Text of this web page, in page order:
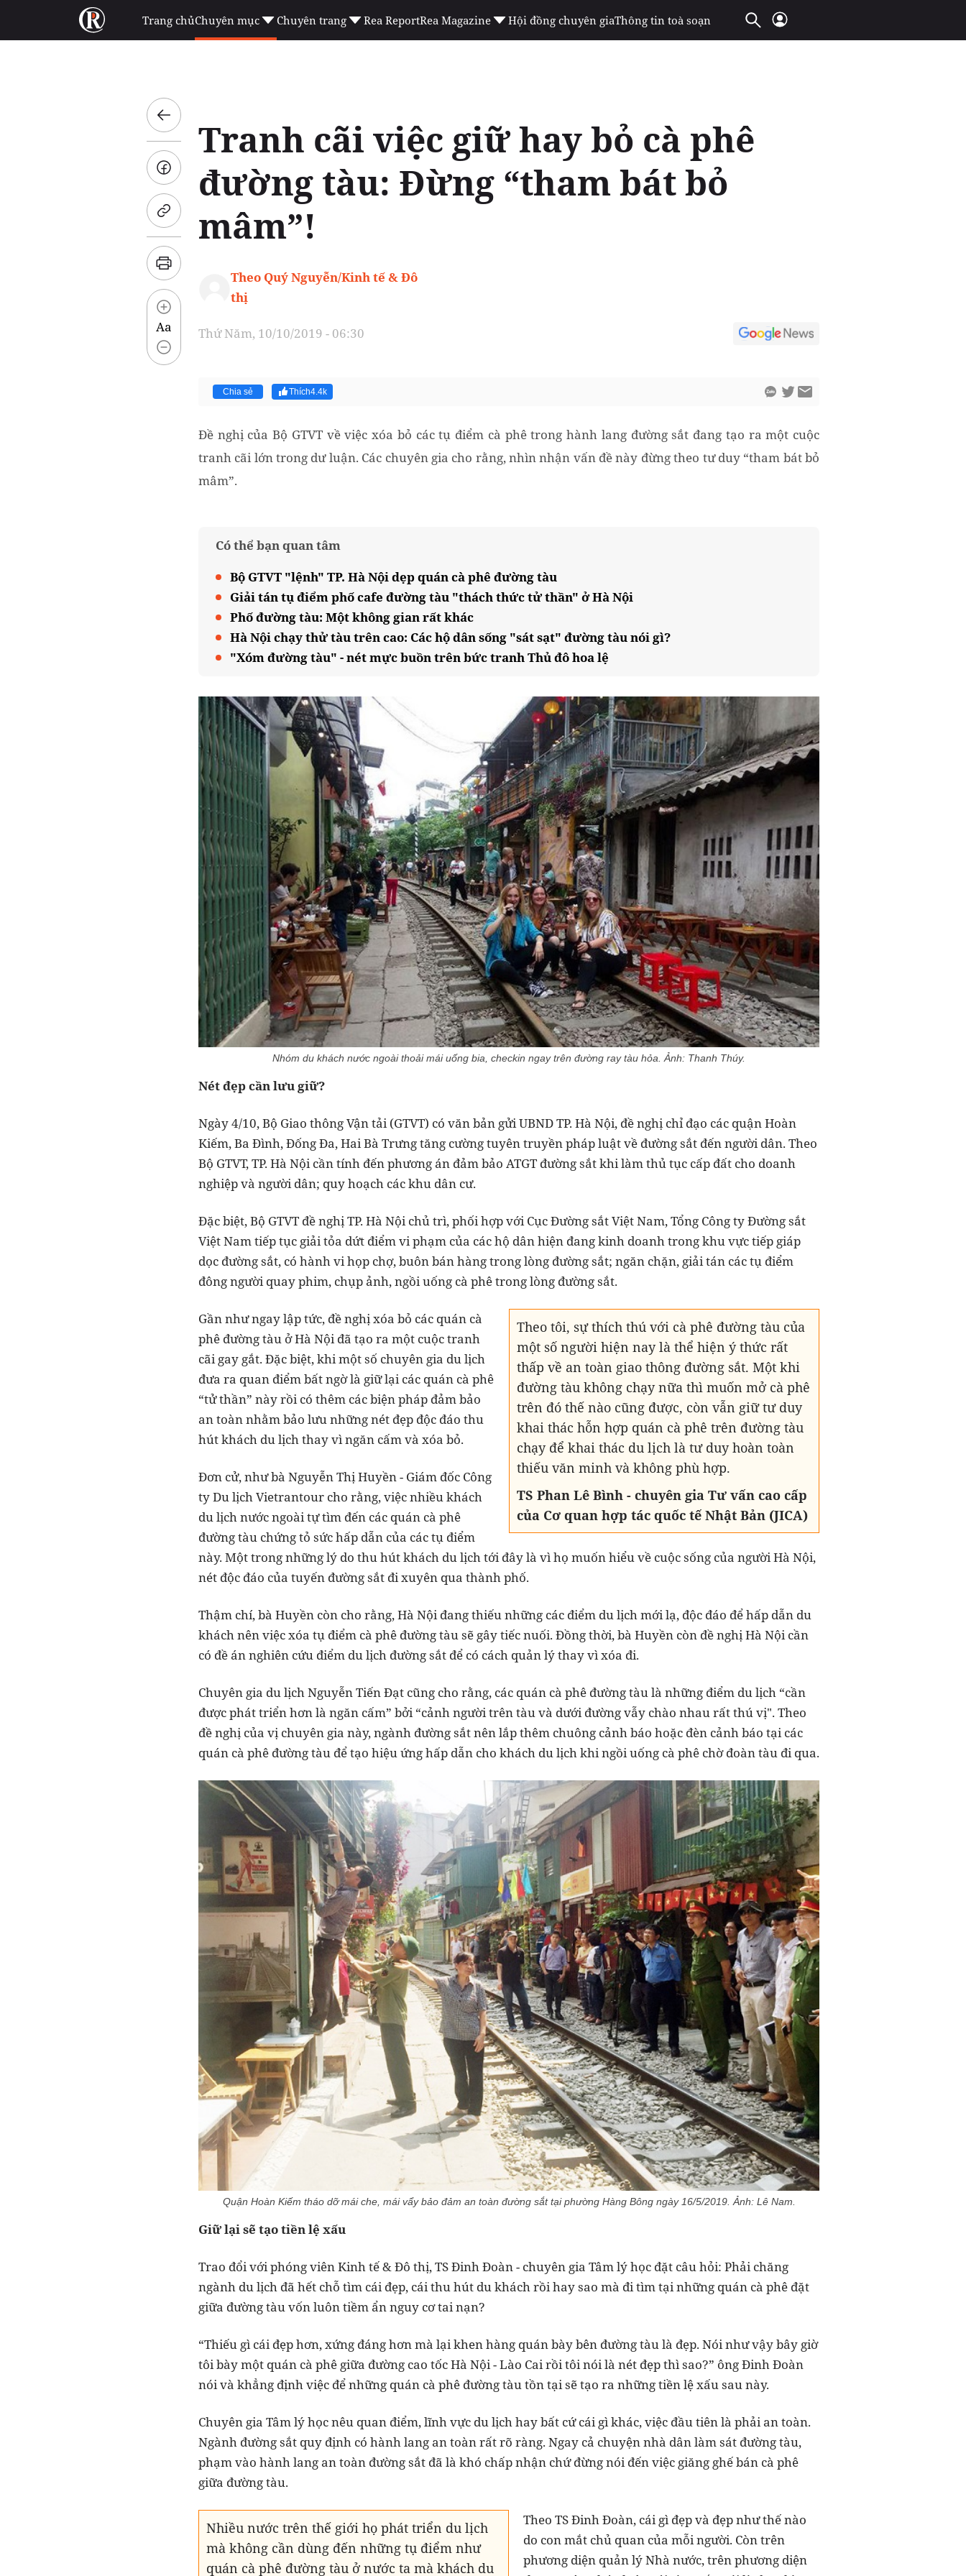
Trang chủChuyên mục Chuyên trang Rea ReportRea Magazine Hội đồng chuyên giaThông tin toà soạn
Aa
Tranh cãi việc giữ hay bỏ cà phê
đường tàu: Đừng “tham bát bỏ
mâm”!
Theo Quý Nguyễn/Kinh tế & Đô
thị
Thứ Năm, 10/10/2019 - 06:30
Chia sẻ Thích4.4k
Đề nghị của Bộ GTVT về việc xóa bỏ các tụ điểm cà phê trong hành lang đường sắt đang tạo ra một cuộc
tranh cãi lớn trong dư luận. Các chuyên gia cho rằng, nhìn nhận vấn đề này đừng theo tư duy “tham bát bỏ
mâm”.
Có thể bạn quan tâm
Bộ GTVT "lệnh" TP. Hà Nội dẹp quán cà phê đường tàu
Giải tán tụ điểm phố cafe đường tàu "thách thức tử thần" ở Hà Nội
Phố đường tàu: Một không gian rất khác
Hà Nội chạy thử tàu trên cao: Các hộ dân sống "sát sạt" đường tàu nói gì?
"Xóm đường tàu" - nét mực buồn trên bức tranh Thủ đô hoa lệ
Nhóm du khách nước ngoài thoải mái uống bia, checkin ngay trên đường ray tàu hỏa. Ảnh: Thanh Thúy.
Nét đẹp cần lưu giữ?
Ngày 4/10, Bộ Giao thông Vận tải (GTVT) có văn bản gửi UBND TP. Hà Nội, đề nghị chỉ đạo các quận Hoàn
Kiếm, Ba Đình, Đống Đa, Hai Bà Trưng tăng cường tuyên truyền pháp luật về đường sắt đến người dân. Theo
Bộ GTVT, TP. Hà Nội cần tính đến phương án đảm bảo ATGT đường sắt khi làm thủ tục cấp đất cho doanh
nghiệp và người dân; quy hoạch các khu dân cư.
Đặc biệt, Bộ GTVT đề nghị TP. Hà Nội chủ trì, phối hợp với Cục Đường sắt Việt Nam, Tổng Công ty Đường sắt
Việt Nam tiếp tục giải tỏa dứt điểm vi phạm của các hộ dân hiện đang kinh doanh trong khu vực tiếp giáp
dọc đường sắt, có hành vi họp chợ, buôn bán hàng trong lòng đường sắt; ngăn chặn, giải tán các tụ điểm
đông người quay phim, chụp ảnh, ngồi uống cà phê trong lòng đường sắt.
Theo tôi, sự thích thú với cà phê đường tàu của
một số người hiện nay là thể hiện ý thức rất
thấp về an toàn giao thông đường sắt. Một khi
đường tàu không chạy nữa thì muốn mở cà phê
trên đó thế nào cũng được, còn vẫn giữ tư duy
khai thác hỗn hợp quán cà phê trên đường tàu
chạy để khai thác du lịch là tư duy hoàn toàn
thiếu văn minh và không phù hợp.
TS Phan Lê Bình - chuyên gia Tư vấn cao cấp
của Cơ quan hợp tác quốc tế Nhật Bản (JICA)
Gần như ngay lập tức, đề nghị xóa bỏ các quán cà
phê đường tàu ở Hà Nội đã tạo ra một cuộc tranh
cãi gay gắt. Đặc biệt, khi một số chuyên gia du lịch
đưa ra quan điểm bất ngờ là giữ lại các quán cà phê
“tử thần” này rồi có thêm các biện pháp đảm bảo
an toàn nhằm bảo lưu những nét đẹp độc đáo thu
hút khách du lịch thay vì ngăn cấm và xóa bỏ.
Đơn cử, như bà Nguyễn Thị Huyền - Giám đốc Công
ty Du lịch Vietrantour cho rằng, việc nhiều khách
du lịch nước ngoài tự tìm đến các quán cà phê
đường tàu chứng tỏ sức hấp dẫn của các tụ điểm
này. Một trong những lý do thu hút khách du lịch tới đây là vì họ muốn hiểu về cuộc sống của người Hà Nội,
nét độc đáo của tuyến đường sắt đi xuyên qua thành phố.
Thậm chí, bà Huyền còn cho rằng, Hà Nội đang thiếu những các điểm du lịch mới lạ, độc đáo để hấp dẫn du
khách nên việc xóa tụ điểm cà phê đường tàu sẽ gây tiếc nuối. Đồng thời, bà Huyền còn đề nghị Hà Nội cần
có đề án nghiên cứu điểm du lịch đường sắt để có cách quản lý thay vì xóa đi.
Chuyên gia du lịch Nguyễn Tiến Đạt cũng cho rằng, các quán cà phê đường tàu là những điểm du lịch “cần
được phát triển hơn là ngăn cấm” bởi “cảnh người trên tàu và dưới đường vẫy chào nhau rất thú vị". Theo
đề nghị của vị chuyên gia này, ngành đường sắt nên lắp thêm chuông cảnh báo hoặc đèn cảnh báo tại các
quán cà phê đường tàu để tạo hiệu ứng hấp dẫn cho khách du lịch khi ngồi uống cà phê chờ đoàn tàu đi qua.
Quận Hoàn Kiếm tháo dỡ mái che, mái vẩy bảo đảm an toàn đường sắt tại phường Hàng Bông ngày 16/5/2019. Ảnh: Lê Nam.
Giữ lại sẽ tạo tiền lệ xấu
Trao đổi với phóng viên Kinh tế & Đô thị, TS Đinh Đoàn - chuyên gia Tâm lý học đặt câu hỏi: Phải chăng
ngành du lịch đã hết chỗ tìm cái đẹp, cái thu hút du khách rồi hay sao mà đi tìm tại những quán cà phê đặt
giữa đường tàu vốn luôn tiềm ẩn nguy cơ tai nạn?
“Thiếu gì cái đẹp hơn, xứng đáng hơn mà lại khen hàng quán bày bên đường tàu là đẹp. Nói như vậy bây giờ
tôi bày một quán cà phê giữa đường cao tốc Hà Nội - Lào Cai rồi tôi nói là nét đẹp thì sao?” ông Đinh Đoàn
nói và khẳng định việc để những quán cà phê đường tàu tồn tại sẽ tạo ra những tiền lệ xấu sau này.
Chuyên gia Tâm lý học nêu quan điểm, lĩnh vực du lịch hay bất cứ cái gì khác, việc đầu tiên là phải an toàn.
Ngành đường sắt quy định có hành lang an toàn rất rõ ràng. Ngay cả chuyện nhà dân làm sát đường tàu,
phạm vào hành lang an toàn đường sắt đã là khó chấp nhận chứ đừng nói đến việc giăng ghế bán cà phê
giữa đường tàu.
Nhiều nước trên thế giới họ phát triển du lịch
mà không cần dùng đến những tụ điểm như
quán cà phê đường tàu ở nước ta mà khách du
Theo TS Đinh Đoàn, cái gì đẹp và đẹp như thế nào
do con mắt chủ quan của mỗi người. Còn trên
phương diện quản lý Nhà nước, trên phương diện